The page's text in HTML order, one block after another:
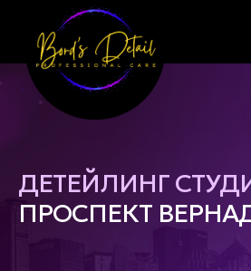
Bord's Detail
ДЕТЕЙЛИНГ
ПРОСПЕКТ